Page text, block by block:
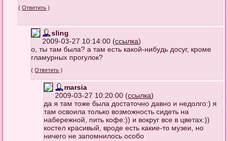
(Ответить )
sling
2009-03-27 10:14:00 (ссылка)
о, ты там была? а там есть какой-нибудь досуг, кроме
гламурных прогулок?
(Ответить )
marsia
2009-03-27 10:20:00 (ссылка)
да я там тоже была достаточно давно и недолго:) я
там освоила только возможность сидеть на
набережной, пить кофе:)) и вокруг все в цветах:))
костел красивый, вроде есть какие-то музеи, но
ничего не запомнилось особо